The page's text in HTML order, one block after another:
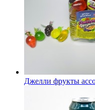
Джелли фрукты